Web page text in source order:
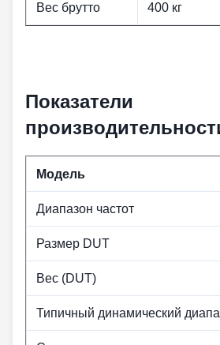
Вес брутто 400 кг
Показатели
Модель
Диапазон частот
Размер DUT
Вес (DUT)
Типичный динамический